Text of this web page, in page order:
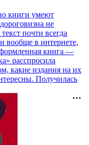
книги умеют
не
почти всегда
вообще в интернете,
книга —
расспросила
какие издания на их
Получилась